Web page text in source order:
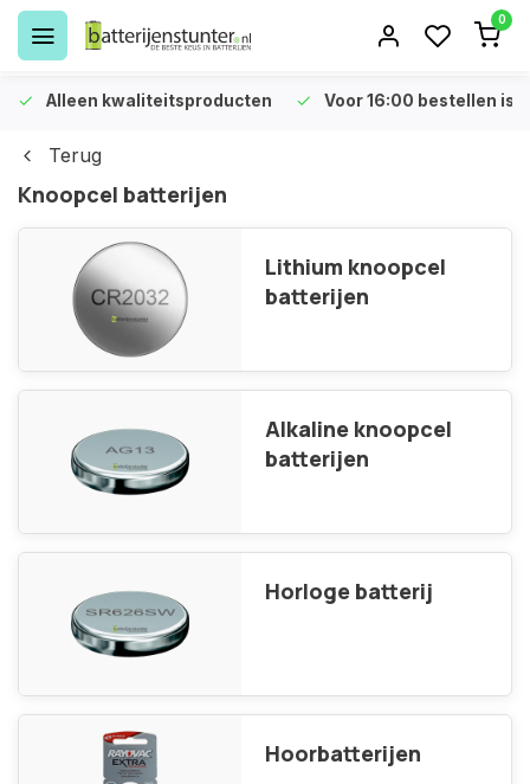
0
Alleen kwaliteitsproducten Voor 16:00 bestellen is
Terug
Knoopcel batterijen
Lithium knoopcel
batterijen
Alkaline knoopcel
batterijen
Horloge batterij
Hoorbatterijen